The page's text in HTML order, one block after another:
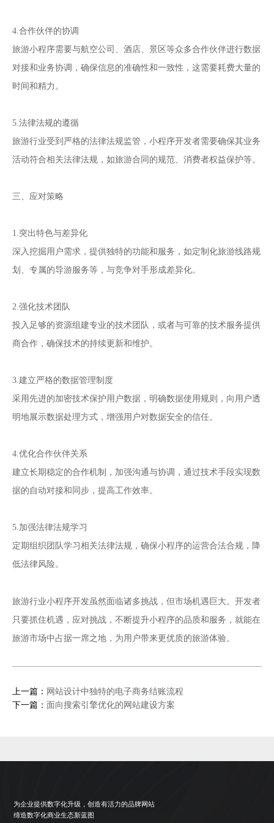
4.合作伙伴的协调
旅游小程序需要与航空公司、酒店、景区等众多合作伙伴进行数据
对接和业务协调，确保信息的准确性和一致性，这需要耗费大量的
时间和精力。
5.法律法规的遵循
旅游行业受到严格的法律法规监管，小程序开发者需要确保其业务
活动符合相关法律法规，如旅游合同的规范、消费者权益保护等。
三、应对策略
1.突出特色与差异化
深入挖掘用户需求，提供独特的功能和服务，如定制化旅游线路规
划、专属的导游服务等，与竞争对手形成差异化。
2.强化技术团队
投入足够的资源组建专业的技术团队，或者与可靠的技术服务提供
商合作，确保技术的持续更新和维护。
3.建立严格的数据管理制度
采用先进的加密技术保护用户数据，明确数据使用规则，向用户透
明地展示数据处理方式，增强用户对数据安全的信任。
4.优化合作伙伴关系
建立长期稳定的合作机制，加强沟通与协调，通过技术手段实现数
据的自动对接和同步，提高工作效率。
5.加强法律法规学习
定期组织团队学习相关法律法规，确保小程序的运营合法合规，降
低法律风险。
旅游行业小程序开发虽然面临诸多挑战，但市场机遇巨大。开发者
只要抓住机遇，应对挑战，不断提升小程序的品质和服务，就能在
旅游市场中占据一席之地，为用户带来更优质的旅游体验。
上一篇： 网站设计中独特的电子商务结账流程
下一篇： 面向搜索引擎优化的网站建设方案
为企业提供数字化升级，创造有活力的品牌网站
缔造数字化商业生态新蓝图